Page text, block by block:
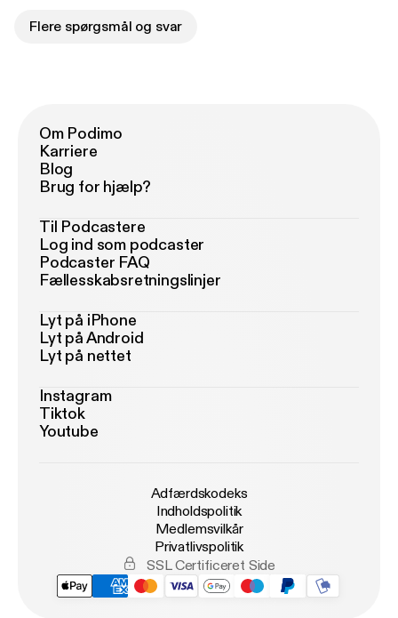
Flere spørgsmål og svar
Om Podimo
Karriere
Blog
Brug for hjælp?
Til Podcastere
Log ind som podcaster
Podcaster FAQ
Fællesskabsretningslinjer
Lyt på iPhone
Lyt på Android
Lyt på nettet
Instagram
Tiktok
Youtube
Adfærdskodeks
Indholdspolitik
Medlemsvilkår
Privatlivspolitik
SSL Certificeret Side